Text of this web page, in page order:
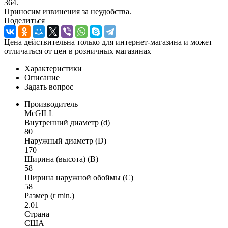
364.
Приносим извинения за неудобства.
Поделиться
Цена действительна только для интернет-магазина и может
отличаться от цен в розничных магазинах
Характеристики
Описание
Задать вопрос
Производитель
McGILL
Внутренний диаметр (d)
80
Наружный диаметр (D)
170
Ширина (высота) (B)
58
Ширина наружной обоймы (C)
58
Размер (r min.)
2.01
Страна
США